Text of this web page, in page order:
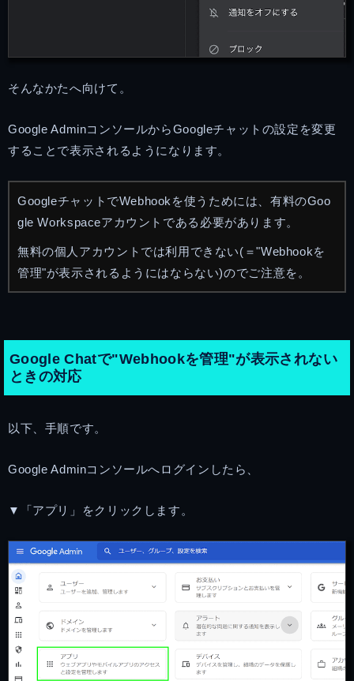
そんなかたへ向けて。
Google AdminコンソールからGoogleチャットの設定を変更
することで表示されるようになります。
GoogleチャットでWebhookを使うためには、有料のGoo
gle Workspaceアカウントである必要があります。
無料の個人アカウントでは利用できない(＝"Webhookを
管理"が表示されるようにはならない)のでご注意を。
Google Chatで"Webhookを管理"が表示されない
ときの対応
以下、手順です。
Google Adminコンソールへログインしたら、
▼「アプリ」をクリックします。